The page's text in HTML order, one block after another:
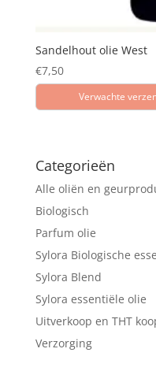
Sandelhout olie West
€7,50
Verwachte
Categorieën
Alle oliën en
Biologisch
Parfum olie
Sylora Biologische
Sylora Blend
Sylora essentiële olie
Uitverkoop en THT
Verzorging